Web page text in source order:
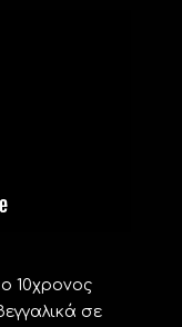
10χρονος
σε